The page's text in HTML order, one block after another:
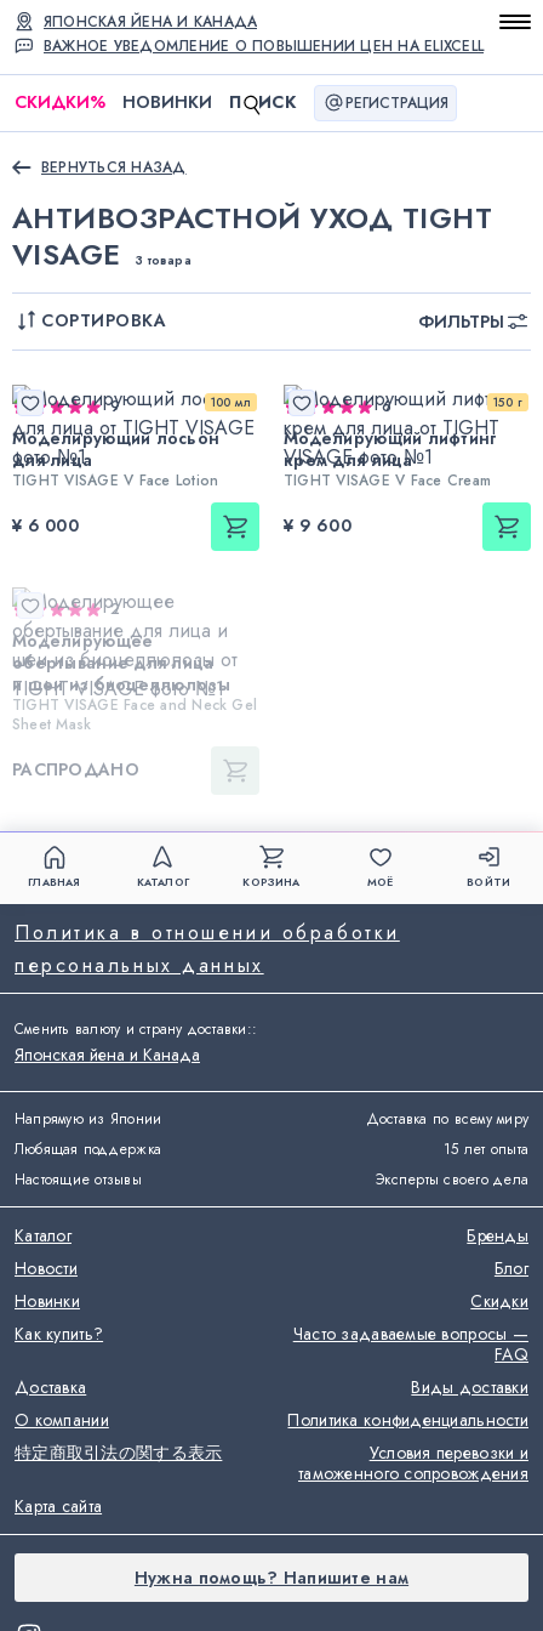
ВАЖНОЕ УВЕДОМЛЕНИЕ О ПОВЫШЕНИИ ЦЕН НА ELIXCELL
ЯПОНСКАЯ ЙЕНА И КАНАДА
СКИДКИ% НОВИНКИ П ИСК РЕГИСТРАЦИЯ
ВЕРНУТЬСЯ НАЗАД
АНТИВОЗРАСТНОЙ УХОД TIGHT
VISAGE
3 товара
СОРТИРОВКА ФИЛЬТРЫ
100 мл
9
Моделирующий лосьон
для лица
TIGHT VISAGE V Face Lotion
¥ 6 000
150 г
6
Моделирующий лифтинг
крем для лица
TIGHT VISAGE V Face Cream
¥ 9 600
2
Моделирующее
обертывание для лица
и шеи из биоцеллюлозы
TIGHT VISAGE Face and Neck Gel
Sheet Mask
РАСПРОДАНО
ГЛАВНАЯ КАТАЛОГ КОРЗИНА МОЁ ВОЙТИ
Напрямую из Японии
Доставка по всему миру
Любящая поддержка
15 лет опыта
Настоящие отзывы
Эксперты своего дела
Политика в отношении обработки
персональных данных
Каталог
Бренды
Новости
Блог
Новинки
Скидки
Как купить?
Часто задаваемые вопросы —
FAQ
Доставка
Виды доставки
О компании
Политика конфиденциальности
特定商取引法の関する表示
Условия перевозки и
таможенного сопровождения
Карта сайта
Сменить валюту и страну доставки::
Японская йена и Канада
Нужна помощь? Напишите нам